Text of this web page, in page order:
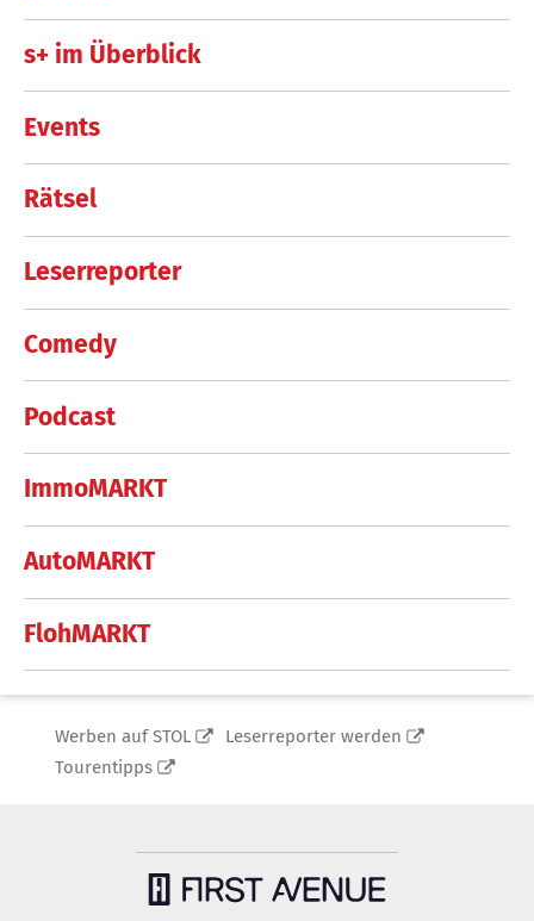
s+ im Überblick
Events
Rätsel
Leserreporter
Comedy
Podcast
ImmoMARKT
AutoMARKT
FlohMARKT
Werben auf STOL
Leserreporter werden
Tourentipps